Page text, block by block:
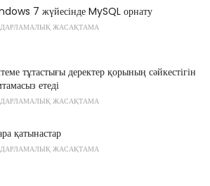
7 жүйесінде MySQL орнату
ЖАСАҚТАМА
тұтастығы деректер қорының сәйкестігін
етеді
ЖАСАҚТАМА
қатынастар
ЖАСАҚТАМА